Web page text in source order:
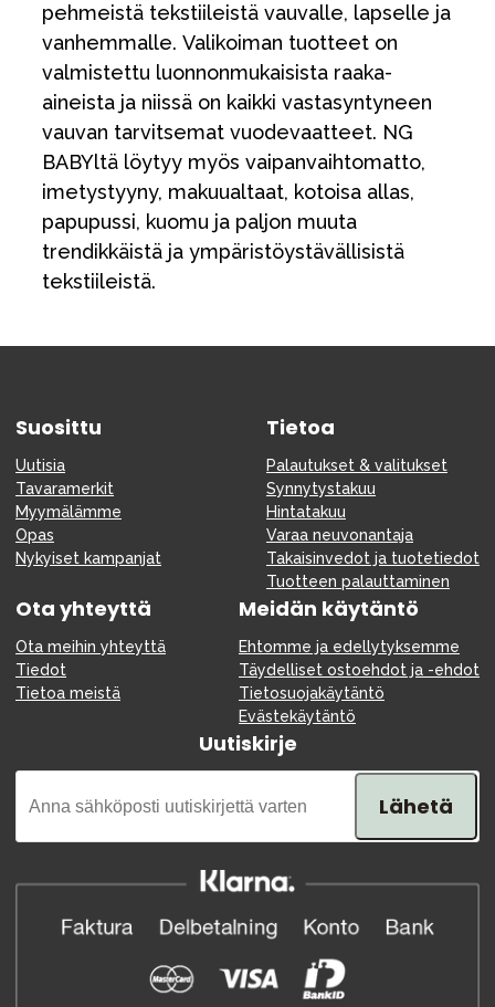
pehmeistä tekstiileistä vauvalle, lapselle ja
vanhemmalle. Valikoiman tuotteet on
valmistettu luonnonmukaisista raaka-
aineista ja niissä on kaikki vastasyntyneen
vauvan tarvitsemat vuodevaatteet. NG
BABYltä löytyy myös vaipanvaihtomatto,
imetystyyny, makuualtaat, kotoisa allas,
papupussi, kuomu ja paljon muuta
trendikkäistä ja ympäristöystävällisistä
tekstiileistä.
Suosittu
Uutisia
Tavaramerkit
Myymälämme
Opas
Nykyiset kampanjat
Tietoa
Palautukset & valitukset
Synnytystakuu
Hintatakuu
Varaa neuvonantaja
Takaisinvedot ja tuotetiedot
Tuotteen palauttaminen
Ota yhteyttä
Ota meihin yhteyttä
Tiedot
Tietoa meistä
Meidän käytäntö
Ehtomme ja edellytyksemme
Täydelliset ostoehdot ja -ehdot
Tietosuojakäytäntö
Evästekäytäntö
Uutiskirje
Lähetä